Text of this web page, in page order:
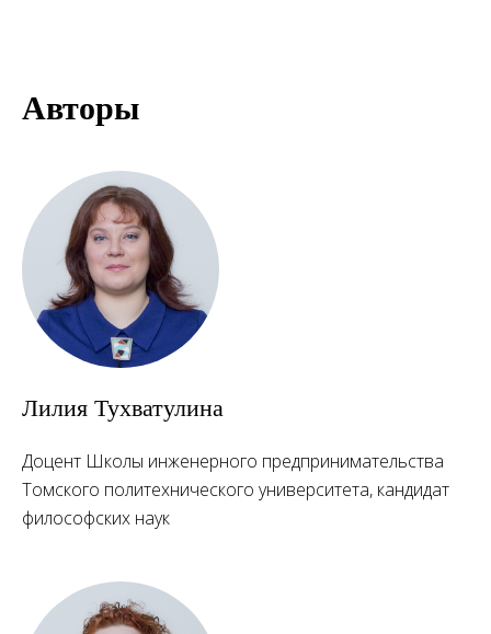
Авторы
Лилия Тухватулина
Доцент Школы инженерного предпринимательства
Томского политехнического университета, кандидат
философских наук